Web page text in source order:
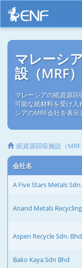
マレーシ
設（MRF）
マレーシアの紙資源
可能な紙材料を受け入
シアのMRF会社を表示
紙資源回収施設（MRF
会社名
A Five Stars Metals
Anand Metals
Aspen Recycle Sdn.
Bako Kaya Sdn Bhd